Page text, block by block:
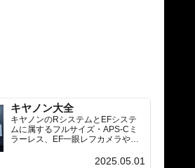
キヤノン大全
キヤノンのRシステムとEFシステ
ムに属するフルサイズ・APS-Cミ
ラーレス、EF一眼レフカメラや
望遠）をカテゴリ別に網羅し、効
2025.05.01